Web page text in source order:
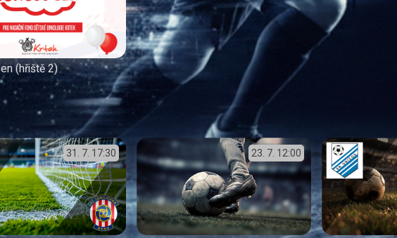
(hřiště 2)
31. 7. 17:30 23. 7. 12:00